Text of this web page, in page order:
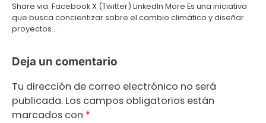
Share via: Facebook X (Twitter) LinkedIn More Es una iniciativa
que busca concientizar sobre el cambio climático y diseñar
proyectos…
Deja un comentario
Tu dirección de correo electrónico no será
publicada. Los campos obligatorios están
marcados con *